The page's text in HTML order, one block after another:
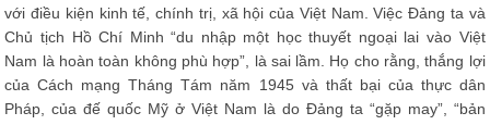
với điều kiện kinh tế, chính trị, xã hội của Việt Nam. Việc Đảng ta và
Chủ tịch Hồ Chí Minh “du nhập một học thuyết ngoại lai vào Việt
Nam là hoàn toàn không phù hợp”, là sai lầm. Họ cho rằng, thắng lợi
của Cách mạng Tháng Tám năm 1945 và thất bại của thực dân
Pháp, của đế quốc Mỹ ở Việt Nam là do Đảng ta “gặp may”, “bản